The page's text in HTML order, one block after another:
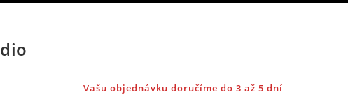
Vašu objednávku doručíme do 3 až 5 dní